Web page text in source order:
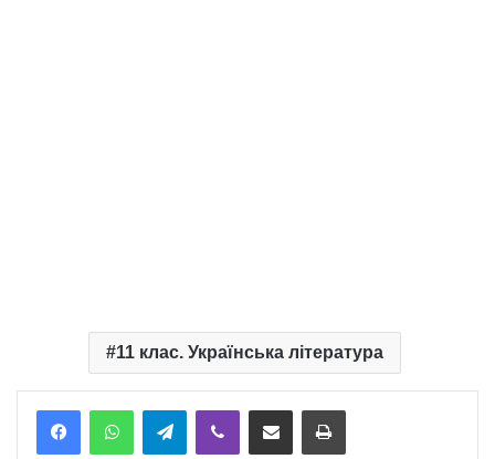
11 клас. Українська література
TelegramViber Надіслати електронною поштоюНадрукувати